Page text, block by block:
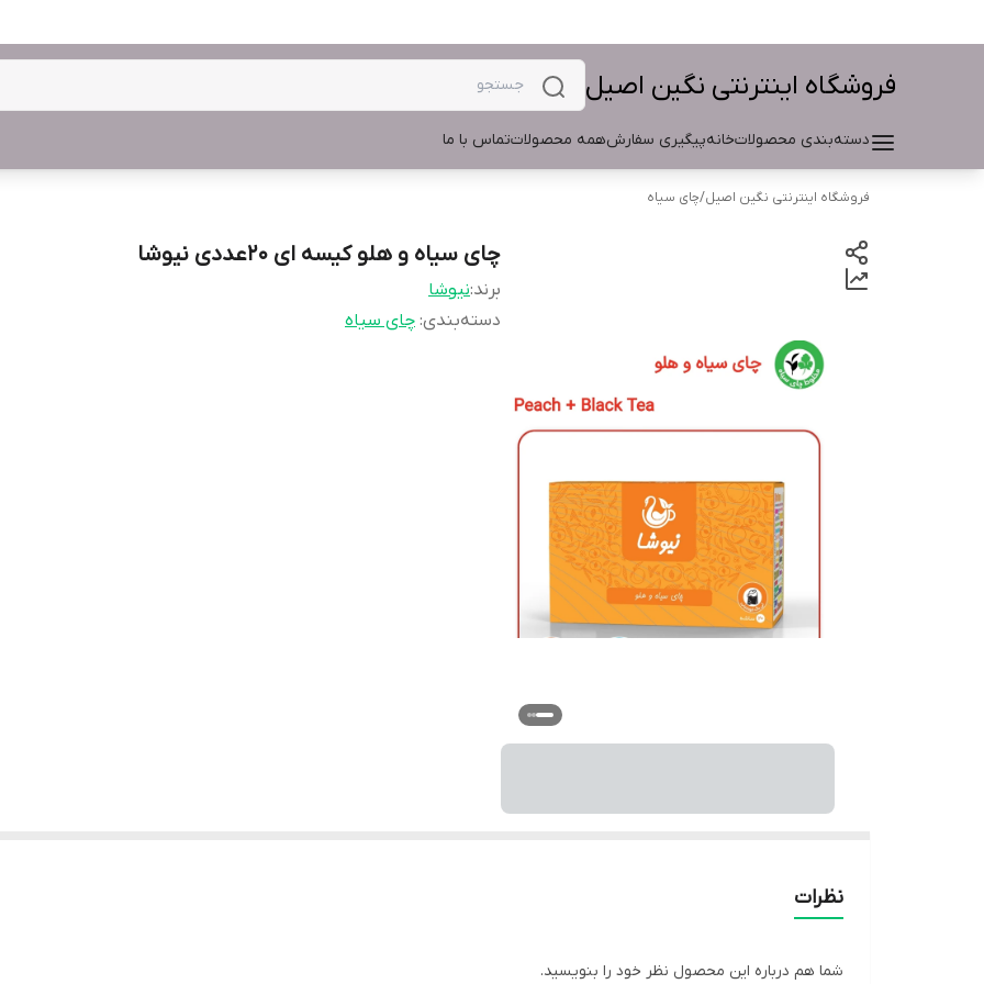
فروشگاه اینترنتی نگین اصیل
دسته‌بندی محصولاتخانهپیگیری سفارشهمه محصولاتتماس با ما
فروشگاه اینترنتی نگین اصیل/چای سیاه
چای سیاه و هلو کیسه ای 20عددی نیوشا
برند:نیوشا
دسته‌بندی: چای سیاه
نظرات
شما هم درباره این محصول نظر خود را بنویسید.